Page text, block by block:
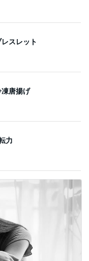
スレット
唐揚げ
力